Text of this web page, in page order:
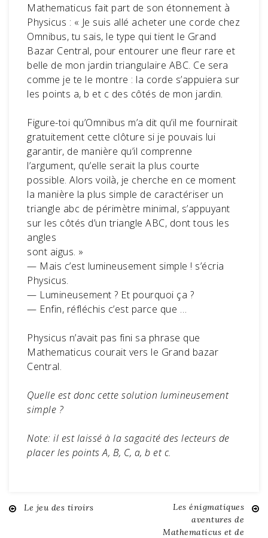
Mathematicus fait part de son étonnement à
Physicus : « Je suis allé acheter une corde chez
Omnibus, tu sais, le type qui tient le Grand
Bazar Central, pour entourer une fleur rare et
belle de mon jardin triangulaire ABC. Ce sera
comme je te le montre : la corde s’appuiera sur
les points a, b et c des côtés de mon jardin.
Figure-toi qu’Omnibus m’a dit qu’il me fournirait
gratuitement cette clôture si je pouvais lui
garantir, de manière qu’il comprenne
l’argument, qu’elle serait la plus courte
possible. Alors voilà, je cherche en ce moment
la manière la plus simple de caractériser un
triangle abc de périmètre minimal, s’appuyant
sur les côtés d’un triangle ABC, dont tous les
angles
sont aigus. »
— Mais c’est lumineusement simple ! s’écria
Physicus.
— Lumineusement ? Et pourquoi ça ?
— Enfin, réfléchis c’est parce que …
Physicus n’avait pas fini sa phrase que
Mathematicus courait vers le Grand bazar
Central.
Quelle est donc cette solution lumineusement
simple ?
Note: il est laissé à la sagacité des lecteurs de
placer les points A, B, C, a, b et c.
Navigation
Le jeu des tiroirs
Les énigmatiques
aventures de
Mathematicus et de